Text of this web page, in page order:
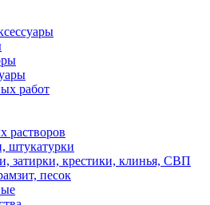
работ
растворов
штукатурки
затирки, крестики, клинья, СВП
песок